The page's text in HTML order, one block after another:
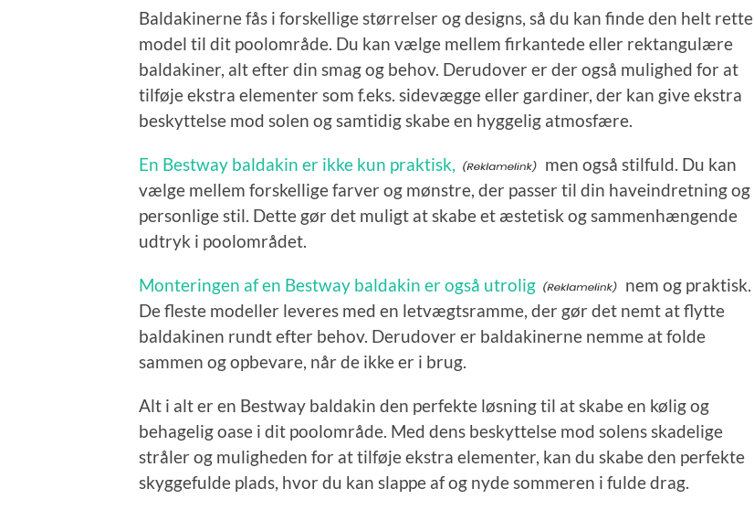
Baldakinerne fås i forskellige størrelser og designs, så du kan finde den helt rette
model til dit poolområde. Du kan vælge mellem firkantede eller rektangulære
baldakiner, alt efter din smag og behov. Derudover er der også mulighed for at
tilføje ekstra elementer som f.eks. sidevægge eller gardiner, der kan give ekstra
beskyttelse mod solen og samtidig skabe en hyggelig atmosfære.
En Bestway baldakin er ikke kun praktisk,
men også stilfuld. Du kan
vælge mellem forskellige farver og mønstre, der passer til din haveindretning og
personlige stil. Dette gør det muligt at skabe et æstetisk og sammenhængende
udtryk i poolområdet.
Monteringen af en Bestway baldakin er også utrolig
nem og praktisk.
De fleste modeller leveres med en letvægtsramme, der gør det nemt at flytte
baldakinen rundt efter behov. Derudover er baldakinerne nemme at folde
sammen og opbevare, når de ikke er i brug.
Alt i alt er en Bestway baldakin den perfekte løsning til at skabe en kølig og
behagelig oase i dit poolområde. Med dens beskyttelse mod solens skadelige
stråler og muligheden for at tilføje ekstra elementer, kan du skabe den perfekte
skyggefulde plads, hvor du kan slappe af og nyde sommeren i fulde drag.